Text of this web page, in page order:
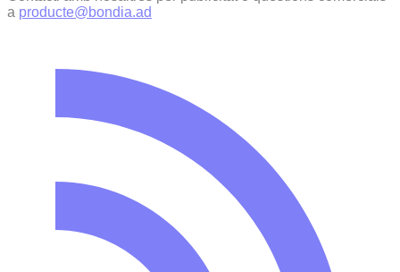
a producte@bondia.ad